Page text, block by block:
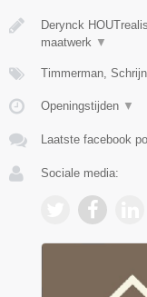
Derynck
maatwerk ▼
Timmerman,
Openingstijden ▼
Laatste facebook
Sociale media: